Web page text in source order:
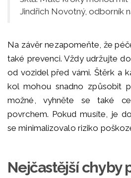
Jindřich Novotný, odborník
Na závěr nezapomeňte, že
také prevenci. Vždy udržujte
od vozidel před vámi. Štěrk a
kol mohou snadno způsobit
možné, vyhněte se také
povrchem. Pokud musíte, je
se minimalizovalo riziko
Nejčastější chyby